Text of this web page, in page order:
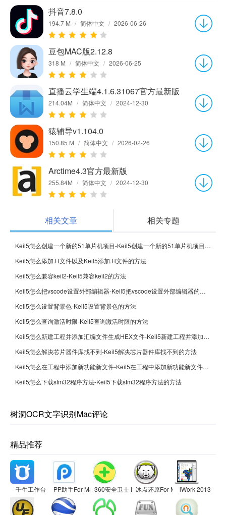
抖音7.8.0
194.7 M / 简体中文 / 2026-06-26
豆包MAC版2.12.8
318 M / 简体中文 / 2026-06-25
直播云学生端4.1.6.31067官方最新版
214.04M / 简体中文 / 2024-12-30
猿辅导v1.104.0
150.85 M / 简体中文 / 2026-02-26
Arctime4.3官方最新版
255.84M / 简体中文 / 2024-12-30
相关文章 相关专题
Keil5怎么创建一个新的51单片机项目-Keil5创建一个新的51单片机项目的方法
Keil5怎么添加.H文件以及Keil5添加.H文件的方法
Keil5怎么兼容keil2-Keil5兼容keil2的方法
Keil5怎么把vscode设置外部编辑器-Keil5把vscode设置外部编辑器的方法
Keil5怎么设置背景色-Keil5设置背景色的方法
Keil5怎么查询激活时限-Keil5查询激活时限的方法
Keil5怎么新建工程并添加汇编文件生成HEX文件-Keil5新建工程并添加汇编文件生成HEX文件的方法
Keil5怎么解决芯片器件库找不到-Keil5解决芯片器件库找不到的方法
Keil5怎么在工程中添加新功能新文件-Keil5在工程中添加新功能新文件的方法
Keil5怎么下载stm32程序方法-Keil5下载stm32程序方法的方法
树洞OCR文字识别Mac评论
精品推荐
千牛工作台 PP助手For Mac 官方正式版
360安全卫士 For Mac冰点还原For MaciWork 2013